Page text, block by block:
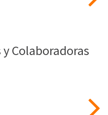
Colaboradoras